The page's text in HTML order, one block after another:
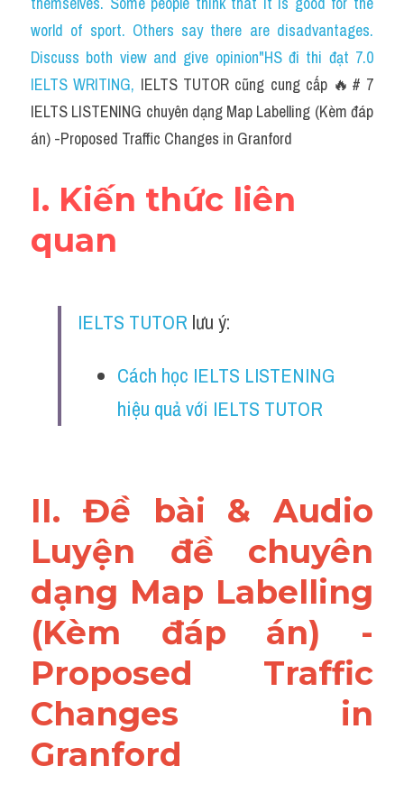
Cam
Series luyện nghe Tiếng Anh cùng IELTS T
Health and Medicine
Environment
Advice
IELTS Advice
Writing
Vocabulary
Education
Business
world of sport. Others say there are disadvantages.
Discuss both view and give opinion"HS đi thi đạt 7.0
IELTS WRITING, IELTS TUTOR cũng cung cấp 🔥# 7
IELTS LISTENING chuyên dạng Map Labelling (Kèm đáp
án) -Proposed Traffic Changes in Granford
I. Kiến thức liên
quan
IELTS TUTOR lưu ý:
Cách học IELTS LISTENING
hiệu quả với IELTS TUTOR
II. Đề bài & Audio
Luyện đề chuyên
dạng Map Labelling
(Kèm đáp án) -
Proposed Traffic
Changes in
Granford